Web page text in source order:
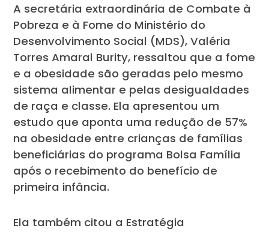
A secretária extraordinária de Combate à
Pobreza e à Fome do Ministério do
Desenvolvimento Social (MDS), Valéria
Torres Amaral Burity, ressaltou que a fome
e a obesidade são geradas pelo mesmo
sistema alimentar e pelas desigualdades
de raça e classe. Ela apresentou um
estudo que aponta uma redução de 57%
na obesidade entre crianças de famílias
beneficiárias do programa Bolsa Família
após o recebimento do benefício de
primeira infância.
Ela também citou a Estratégia